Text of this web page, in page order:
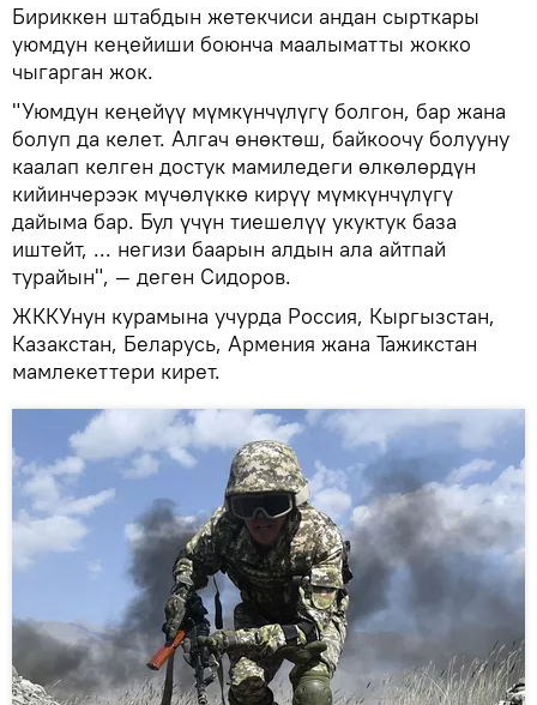
Бириккен штабдын жетекчиси андан сырткары
уюмдун кеңейиши боюнча маалыматты жокко
чыгарган жок.
"Уюмдун кеңейүү мүмкүнчүлүгү болгон, бар жана
болуп да келет. Алгач өнөктөш, байкоочу болууну
каалап келген достук мамиледеги өлкөлөрдүн
кийинчерээк мүчөлүккө кирүү мүмкүнчүлүгү
дайыма бар. Бул үчүн тиешелүү укуктук база
иштейт, ... негизи баарын алдын ала айтпай
турайын", — деген Сидоров.
ЖККУнун курамына учурда Россия, Кыргызстан,
Казакстан, Беларусь, Армения жана Тажикстан
мамлекеттери кирет.